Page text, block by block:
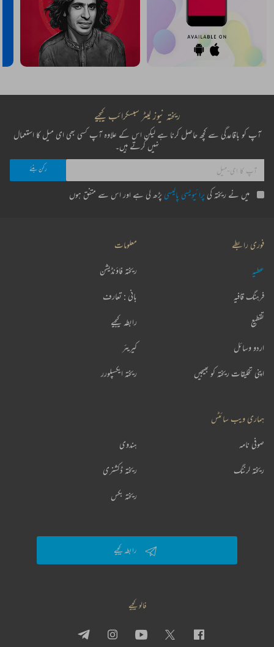
ریختہ نیوز لیٹر سبسکرائب کیجیے
آپ کو باقاعدگی سے کچھ حاصل کرنا ہے لیکن اس کے علاوہ آپ کسی بھی ای میل کا استعمال
نہیں کرتے ہیں۔
میں نے ریختہ کی پرائیویسی پالیسی پڑھ لی ہے اور اس سے متفق ہوں
فوری رابطے
عطیہ
فرہنگ قافیہ
تقطیع
اردو وسائل
اپنی تخلیقات ریختہ کو بھیجیں
معلومات
ریختہ فاؤنڈیشن
بانی : تعارف
رابطہ کیجیے
کیریئر
ریختہ ایکسپلورر
ہماری ویب سائٹس
ہندوی صوفی نامہ
ریختہ ڈکشنری ریختہ لرننگ
ریختہ بکس
رابطہ کیجیے
فالو کیجیے